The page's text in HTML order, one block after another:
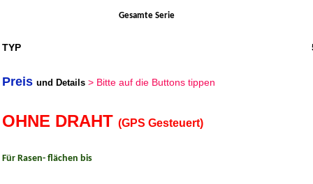
Gesamte Serie
TYP
Preis und Details > Bitte auf die Buttons tippen
OHNE DRAHT (GPS Gesteuert)
Für Rasen- flächen bis